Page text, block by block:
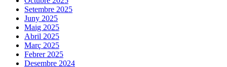
Setembre 2025
Juny 2025
Maig 2025
Abril 2025
Març 2025
Febrer 2025
Desembre 2024